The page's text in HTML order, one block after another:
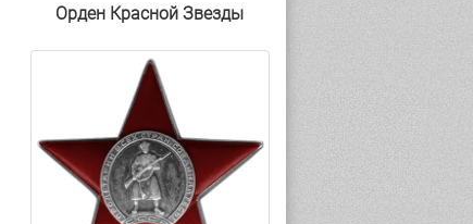
Орден Красной Звезды